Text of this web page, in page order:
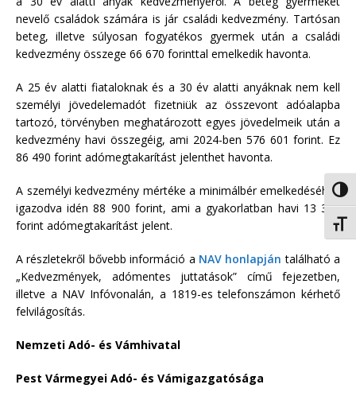
nevelő családok számára is jár családi kedvezmény. Tartósan
beteg, illetve súlyosan fogyatékos gyermek után a családi
kedvezmény összege 66 670 forinttal emelkedik havonta.
A 25 év alatti fiataloknak és a 30 év alatti anyáknak nem kell
személyi jövedelemadót fizetniük az összevont adóalapba
tartozó, törvényben meghatározott egyes jövedelmeik után a
kedvezmény havi összegéig, ami 2024-ben 576 601 forint. Ez
86 490 forint adómegtakarítást jelenthet havonta.
A személyi kedvezmény mértéke a minimálbér emelkedéséhez
igazodva idén 88 900 forint, ami a gyakorlatban havi 13 335
forint adómegtakarítást jelent.
A részletekről bővebb információ a NAV honlapján található a
„Kedvezmények, adómentes juttatások” című fejezetben,
illetve a NAV Infóvonalán, a 1819-es telefonszámon kérhető
felvilágosítás.
Nemzeti Adó- és Vámhivatal
Pest Vármegyei Adó- és Vámigazgatósága